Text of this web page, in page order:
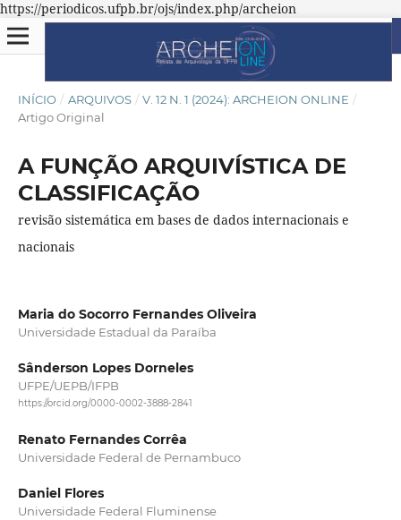
https://periodicos.ufpb.br/ojs/index.php/archeion
INÍCIO / ARQUIVOS / V. 12 N. 1 (2024): ARCHEION ONLINE /
Artigo Original
A FUNÇÃO ARQUIVÍSTICA DE
CLASSIFICAÇÃO
revisão sistemática em bases de dados internacionais e
nacionais
Maria do Socorro Fernandes Oliveira
Universidade Estadual da Paraíba
Sânderson Lopes Dorneles
UFPE/UEPB/IFPB
https://orcid.org/0000-0002-3888-2841
Renato Fernandes Corrêa
Universidade Federal de Pernambuco
Daniel Flores
Universidade Federal Fluminense